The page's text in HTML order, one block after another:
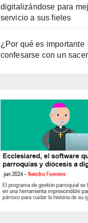
digitalizándose para
servicio a sus fieles
¿Por qué es importante
confesarse con un